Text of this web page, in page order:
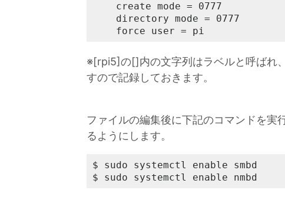
    create mode = 0777
    directory mode = 0777
    force user = pi
※[rpi5]の[]内の文字列はラベルと呼ばれ
すので記録しておきます。
ファイルの編集後に下記のコマンドを実
るようにします。
$ sudo systemctl enable smbd
$ sudo systemctl enable nmbd